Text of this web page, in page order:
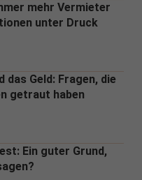
mehr Vermieter
unter Druck
das Geld: Fragen, die
getraut haben
Ein guter Grund,